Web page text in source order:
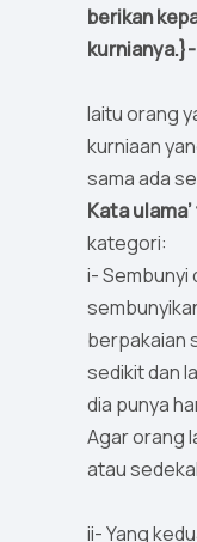
berikan
kurnianya.}-
Iaitu orang
kurniaan
sama ada
Kata
kategori:
i-
berpakaian
sedikit dan
dia punya
Agar orang
atau
ii- Yang